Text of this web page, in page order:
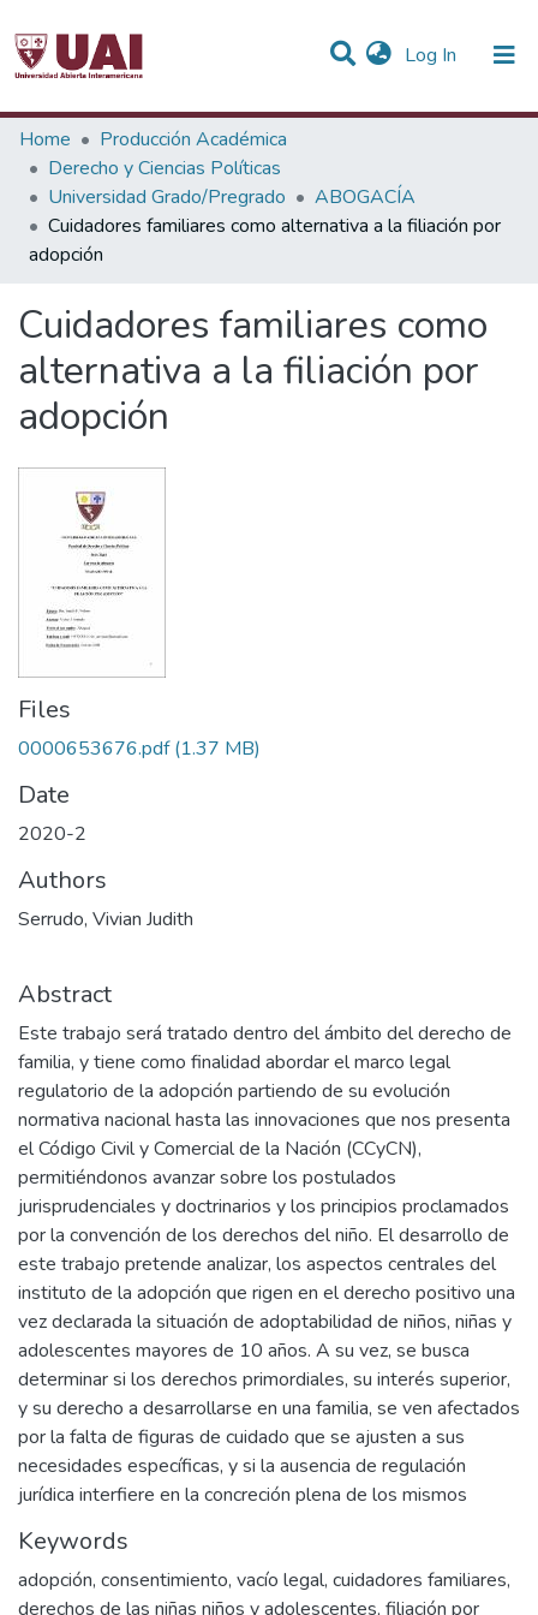
Log In (current)
Statistics
Communities & Collections
All of DSpace
Home
Producción Académica
Derecho y Ciencias Políticas
Universidad Grado/Pregrado
ABOGACÍA
Cuidadores familiares como alternativa a la filiación por
adopción
Cuidadores familiares como
alternativa a la filiación por
adopción
Files
0000653676.pdf (1.37 MB)
Date
2020-2
Authors
Serrudo, Vivian Judith
Abstract
Este trabajo será tratado dentro del ámbito del derecho de
familia, y tiene como finalidad abordar el marco legal
regulatorio de la adopción partiendo de su evolución
normativa nacional hasta las innovaciones que nos presenta
el Código Civil y Comercial de la Nación (CCyCN),
permitiéndonos avanzar sobre los postulados
jurisprudenciales y doctrinarios y los principios proclamados
por la convención de los derechos del niño. El desarrollo de
este trabajo pretende analizar, los aspectos centrales del
instituto de la adopción que rigen en el derecho positivo una
vez declarada la situación de adoptabilidad de niños, niñas y
adolescentes mayores de 10 años. A su vez, se busca
determinar si los derechos primordiales, su interés superior,
y su derecho a desarrollarse en una familia, se ven afectados
por la falta de figuras de cuidado que se ajusten a sus
necesidades específicas, y si la ausencia de regulación
jurídica interfiere en la concreción plena de los mismos
Keywords
adopción, consentimiento, vacío legal, cuidadores familiares,
derechos de las niñas niños y adolescentes, filiación por